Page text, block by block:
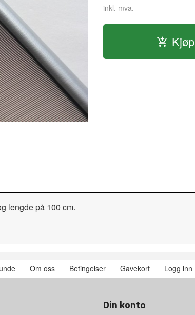
inkl. mva.
Kjøp
lengde på 100 cm.
Om oss Betingelser Gavekort Logg inn
Din konto